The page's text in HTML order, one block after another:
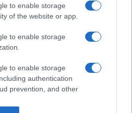
to enable storage
of the website or app.
to enable storage
to enable storage
authentication
prevention, and other
gestiscono le infiltrazioni
solare